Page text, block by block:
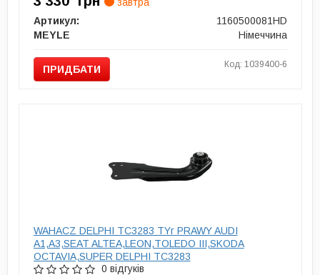
Артикул:
1160500081HD
MEYLE
Німеччина
ПРИДБАТИ Код: 1039400-6
WAHACZ DELPHI TC3283 TYг PRAWY AUDI
A1,A3,SEAT ALTEA,LEON,TOLEDO III,SKODA
OCTAVIA,SUPER DELPHI TC3283
0 відгуків